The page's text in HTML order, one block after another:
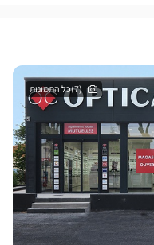
(7)כל התמונות